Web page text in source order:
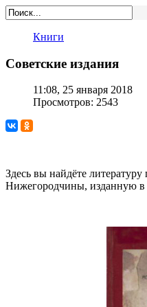
Книги
Советские издания
11:08, 25 января 2018
Просмотров: 2543
Здесь вы найдёте
Нижегородчины, изданную в